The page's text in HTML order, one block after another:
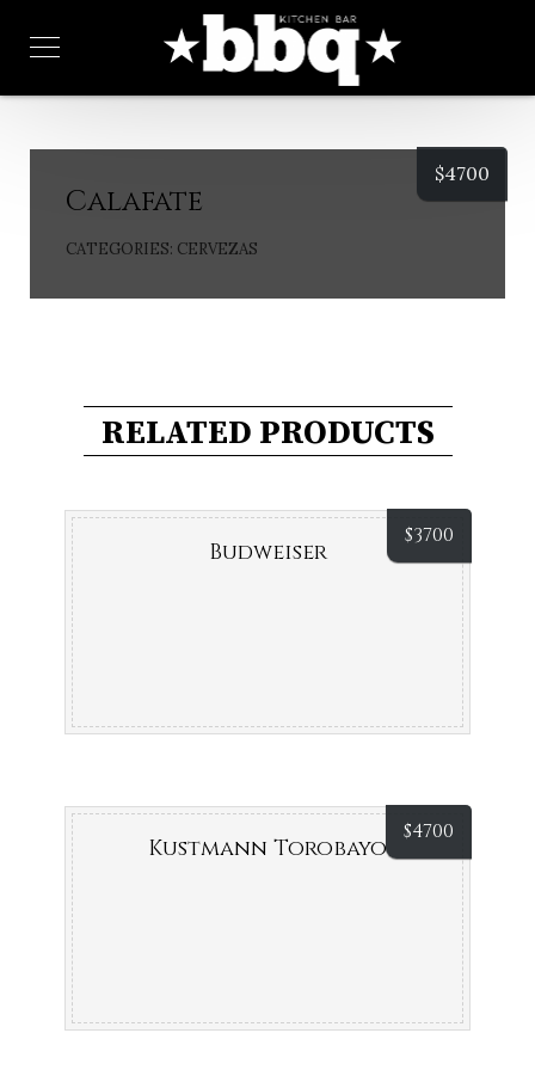
Calafate
CATEGORIES: CERVEZAS
$4700
RELATED PRODUCTS
$3700
Budweiser
$4700
Kustmann Torobayo